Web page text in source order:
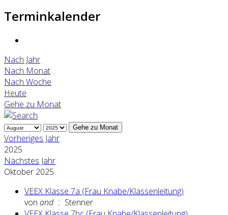
Terminkalender
Nach Jahr
Nach Monat
Nach Woche
Heute
Gehe zu Monat
Gehe zu Monat
Vorheriges Jahr
2025
Nächstes Jahr
Oktober 2025
VEEX Klasse 7a (Frau Knabe/Klassenleitung)
von and:: Stenner